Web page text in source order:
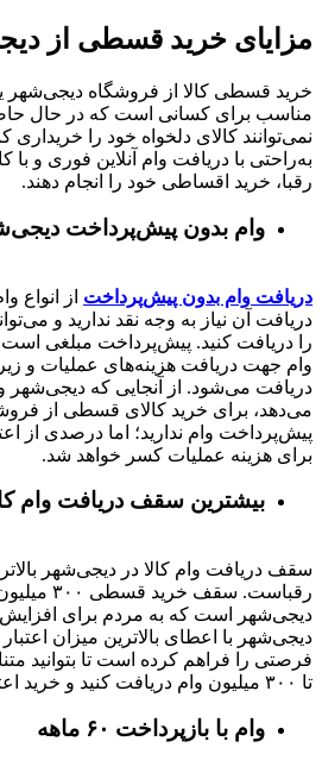
مزایای خرید قسطی از
خرید قسطی کالا از فروشگاه دیجی‌شهر
مناسب برای کسانی است که در حال
نمی‌توانند کالای دلخواه خود را خریداری
به‌راحتی با دریافت وام آنلاین فوری و با
رقبا، خرید اقساطی خود را انجام دهند.
وام بدون پیش‌پرداخت‌
دریافت وام بدون پیش‌پرداخت از انواع
دریافت آن نیاز به وجه نقد ندارید و
را دریافت کنید. پیش‌پرداخت مبلغی
وام جهت دریافت هزینه‌های عملیات و
دریافت می‌شود. از آنجایی که دیجی‌شهر
می‌دهد، برای خرید کالای قسطی از
پیش‌پرداخت وام ندارید؛ اما درصدی از
برای هزینه عملیات کسر خواهد شد.
بیشترین سقف دریافت وام
سقف دریافت وام کالا در دیجی‌شهر
رقباست. سقف
دیجی‌شهر است که به مردم برای
دیجی‌شهر با اعطای بالاترین میزان اعتبار
فرصتی را فراهم کرده است تا بتوانید
تا ۳۰۰ میلیون وام دریافت کنید و خرید اعتباری خود را انجام دهید.
وام با بازپرداخت ۶۰ ماهه